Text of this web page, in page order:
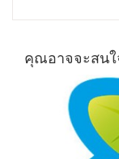
คุณอาจจะสน